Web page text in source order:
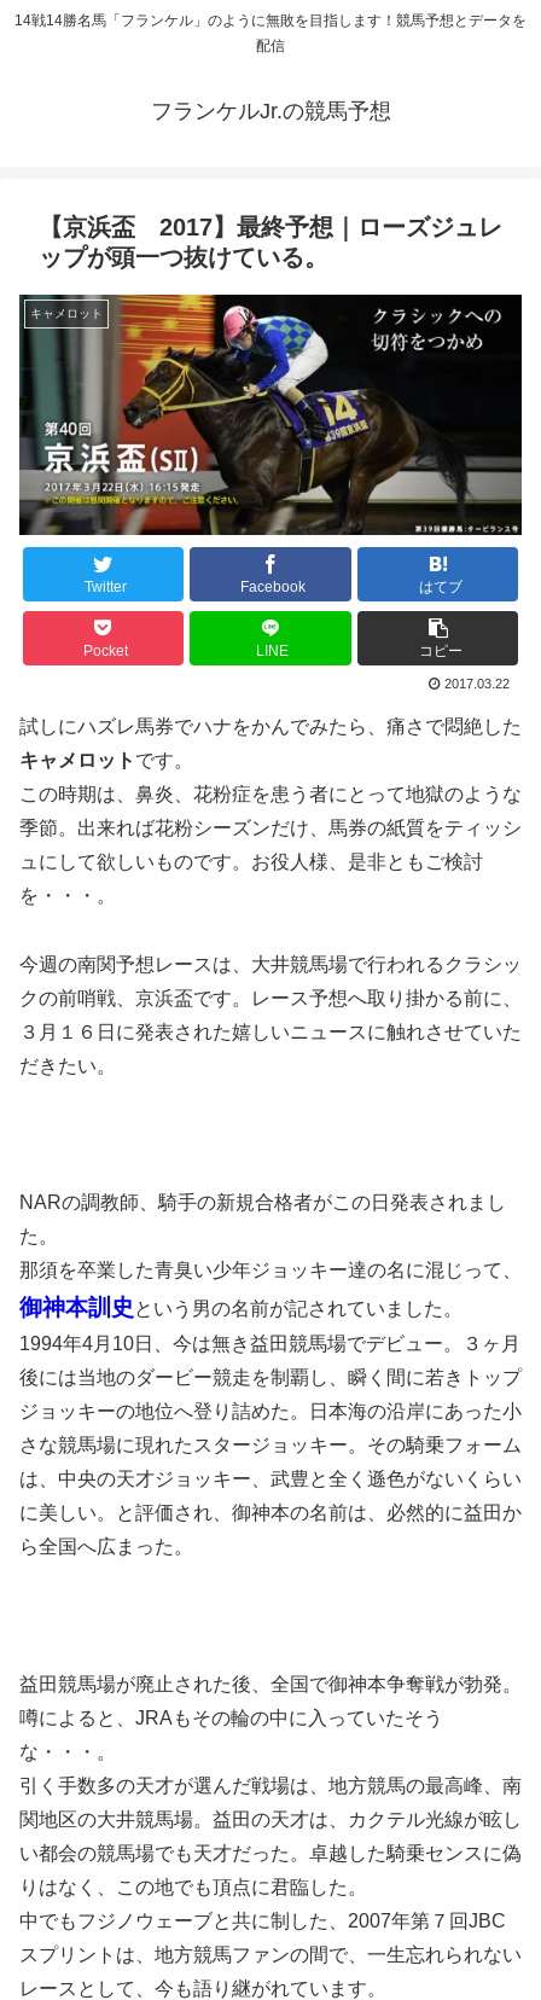
14戦14勝名馬「フランケル」のように無敗を目指します！競馬予想とデータを
配信
フランケルJr.の競馬予想
【京浜盃 2017】最終予想｜ローズジュレ
ップが頭一つ抜けている。
キャメロット
Twitter Facebook はてブ
Pocket LINE コピー
2017.03.22
試しにハズレ馬券でハナをかんでみたら、痛さで悶絶した
キャメロット です。
この時期は、鼻炎、花粉症を患う者にとって地獄のような
季節。出来れば花粉シーズンだけ、馬券の紙質をティッシ
ュにして欲しいものです。お役人様、是非ともご検討
を・・・。
今週の南関予想レースは、大井競馬場で行われるクラシッ
クの前哨戦、京浜盃です。レース予想へ取り掛かる前に、
３月１６日に発表された嬉しいニュースに触れさせていた
だきたい。
NARの調教師、騎手の新規合格者がこの日発表されまし
た。
那須を卒業した青臭い少年ジョッキー達の名に混じって、
御神本訓史 という男の名前が記されていました。
1994年4月10日、今は無き益田競馬場でデビュー。３ヶ月
後には当地のダービー競走を制覇し、瞬く間に若きトップ
ジョッキーの地位へ登り詰めた。日本海の沿岸にあった小
さな競馬場に現れたスタージョッキー。その騎乗フォーム
は、中央の天才ジョッキー、武豊と全く遜色がないくらい
に美しい。と評価され、御神本の名前は、必然的に益田か
ら全国へ広まった。
益田競馬場が廃止された後、全国で御神本争奪戦が勃発。
噂によると、JRAもその輪の中に入っていたそう
な・・・。
引く手数多の天才が選んだ戦場は、地方競馬の最高峰、南
関地区の大井競馬場。益田の天才は、カクテル光線が眩し
い都会の競馬場でも天才だった。卓越した騎乗センスに偽
りはなく、この地でも頂点に君臨した。
中でもフジノウェーブと共に制した、2007年第７回JBC
スプリントは、地方競馬ファンの間で、一生忘れられない
レースとして、今も語り継がれています。